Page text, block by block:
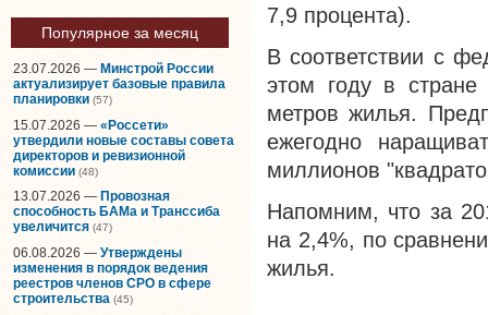
Популярное за месяц
23.07.2026 — Минстрой России
актуализирует базовые правила
планировки (57)
15.07.2026 — «Россети»
утвердили новые составы совета
директоров и ревизионной
комиссии (48)
13.07.2026 — Провозная
способность БАМа и Транссиба
увеличится (47)
06.08.2026 — Утверждены
изменения в порядок ведения
реестров членов СРО в сфере
строительства (45)
7,9 процента).
В соответствии с
этом году в
метров жилья.
ежегодно
миллионов
Напомним, что за
на 2,4%, по
жилья.